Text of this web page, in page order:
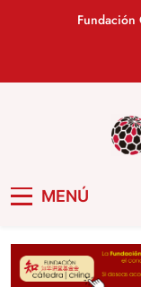
Fundación
MENÚ